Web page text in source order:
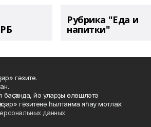
Рубрика "Еда и
напитки"
гәзите.
баҫҡанда, йә уларҙы өлөшләтә
гәзитенә һылтанма яһау мотлаҡ.
данных